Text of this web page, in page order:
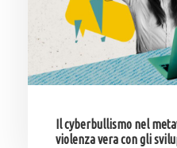
Il cyberbullismo nel
violenza vera con gli